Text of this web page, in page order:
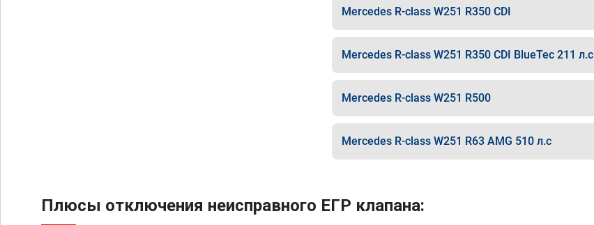
Mercedes R-class W251 R350 CDI
Mercedes R-class W251 R350 CDI BlueTec 211 л.с
Mercedes R-class W251 R500
Mercedes R-class W251 R63 AMG 510 л.с
Плюсы отключения неисправного ЕГР клапана: